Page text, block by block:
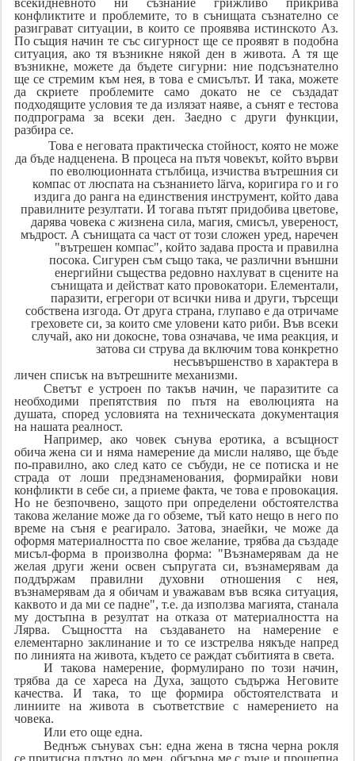
конфликтите и проблемите, то в сънищата съзнателно се
разиграват ситуации, в които се проявява истинското Аз.
По същия начин те със сигурност ще се проявят в подобна
ситуация, ако тя възникне някой ден в живота. А тя ще
възникне, можете да бъдете сигурни: ние подсъзнателно
ще се стремим към нея, в това е смисълът. И така, можете
да скриете проблемите само докато не се създадат
подходящите условия те да излязат наяве, а сънят е тестова
подпрограма за всеки ден. Заедно с други функции,
разбира се.
Това е неговата практическа стойност, която не може
да бъде надценена. В процеса на пътя човекът, който върви
по еволюционната стълбица, изчиства вътрешния си
компас от люспата на съзнанието lärva, коригира го и го
издига до ранга на единствения инструмент, който дава
правилните резултати. И тогава пътят придобива цветове,
дарява човека с жизнена сила, магия, смисъл, увереност,
мъдрост. А сънищата са част от този сложен уред, наречен
"вътрешен компас", който задава проста и правилна
посока. Сигурен съм също така, че различни външни
енергийни същества редовно нахлуват в сцените на
сънищата и действат като провокатори. Елементали,
паразити, егрегори от всички нива и други, търсещи
собствена изгода. От друга страна, глупаво е да отричаме
греховете си, за които сме уловени като риби. Във всеки
случай, ако ни докосне, това означава, че има реакция, и
затова си струва да включим това конкретно
несъвършенство в характера в
личен списък на вътрешните механизми.
Светът е устроен по такъв начин, че паразитите са
необходими препятствия по пътя на еволюцията на
душата, според условията на техническата документация
на нашата реалност.
Например, ако човек сънува еротика, а всъщност
обича жена си и няма намерение да мисли наляво, ще бъде
по-правилно, ако след като се събуди, не се потиска и не
страда от лоши предзнаменования, формирайки нови
конфликти в себе си, а приеме факта, че това е провокация.
Но не безпочвено, защото при определени обстоятелства
такова желание може да го обземе, тъй като нещо в него по
време на съня е реагирало. Затова, знаейки, че може да
оформя материалността по свое желание, трябва да създаде
мисъл-форма в произволна форма: "Възнамерявам да не
желая други жени освен съпругата си, възнамерявам да
поддържам правилни духовни отношения с нея,
възнамерявам да я обичам и уважавам във всяка ситуация,
каквото и да ми се падне", т.е. да използва магията, станала
му достъпна в резултат на отказа от материалността на
Лярва. Същността на създаването на намерение е
елементарно заклинание и то се изстрелва някъде напред
по линията на живота, където се раждат събитията в света.
И такова намерение, формулирано по този начин,
трябва да се хареса на Духа, защото съдържа Неговите
качества. И така, то ще формира обстоятелствата и
линиите на живота в съответствие с намерението на
човека.
Или ето още една.
Веднъж сънувах сън: една жена в тясна черна рокля
се притисна плътно до мен, обгърна ме с ръце и прошепна